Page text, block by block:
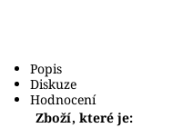
Popis
Diskuze
Hodnocení
Zboží, které je: